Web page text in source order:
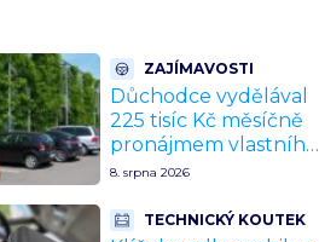
ZAJÍMAVOSTI
Důchodce vydělával
225 tisíc Kč měsíčně
pronájmem vlastního
pozemku řidičům. Teď
soud
8. srpna 2026
TECHNICKÝ KOUTEK